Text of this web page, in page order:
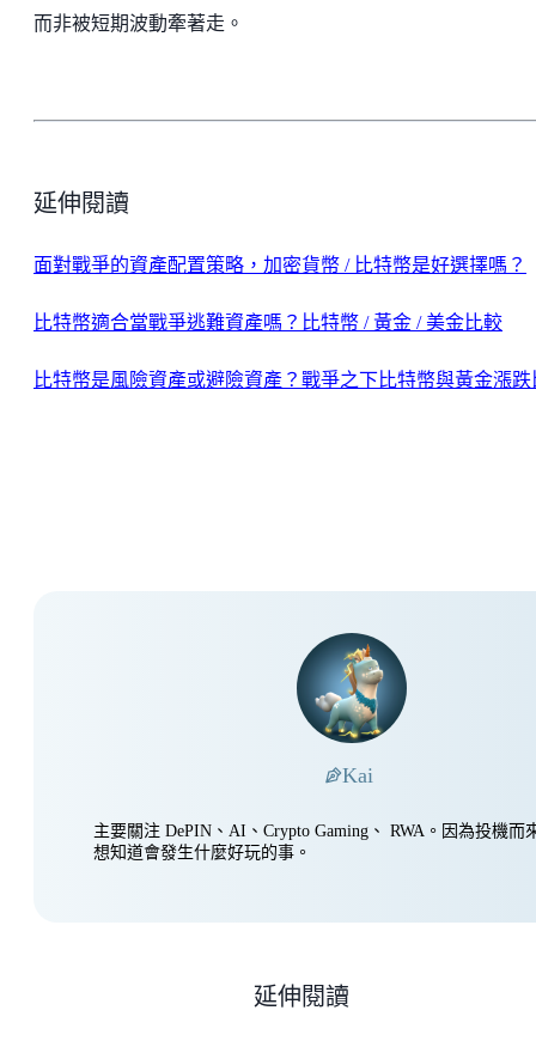
而非被短期波動牽著走。
延伸閱讀
面對戰爭的資產配置策略，加密貨幣 / 比特幣是好選擇嗎？
比特幣適合當戰爭逃難資產嗎？比特幣 / 黃金 / 美金比較
比特幣是風險資產或避險資產？戰爭之下比特幣與黃金漲跌
Kai
主要關注 DePIN、AI、Crypto Gaming、 RWA。因為投機而
想知道會發生什麼好玩的事。
延伸閱讀